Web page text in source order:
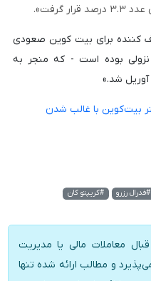
گرفت».
برای بیت کوین صعودی
بوده است - که منجر به
شد.»
بیت‌کوین با غالب شدن
#فدرال رزرو
#کریپتو کان
معاملات مالی یا مدیریت
و مطالب ارائه شده تنها